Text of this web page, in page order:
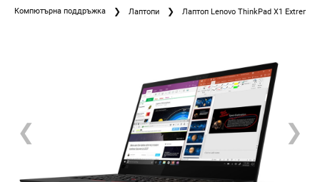
Компютърна поддръжка Лаптопи Лаптоп Lenovo ThinkPad X1 Extreme
❮ ❯